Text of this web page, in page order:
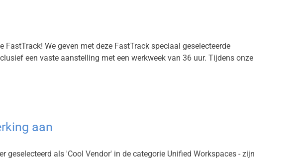
We geven met deze FastTrack speciaal geselecteerde
een vaste aanstelling met een werkweek van 36 uur. Tijdens onze
aan
als 'Cool Vendor' in de categorie Unified Workspaces - zijn